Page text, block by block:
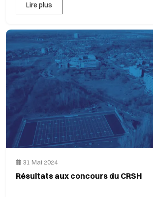
Lire plus
31 Mai 2024
Résultats aux concours du CRSH